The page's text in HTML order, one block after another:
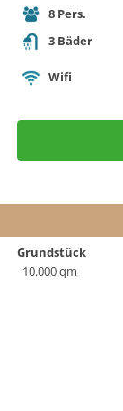
8 Pers.
3 Bäder
Wifi
Grundstück
10.000 qm